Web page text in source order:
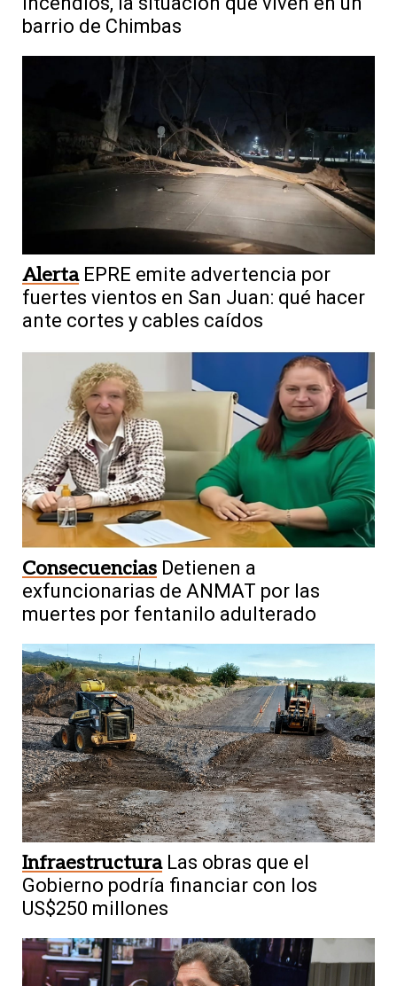
barrio de Chimbas
Alerta EPRE emite advertencia por
fuertes vientos en San Juan: qué hacer
ante cortes y cables caídos
Consecuencias Detienen a
exfuncionarias de ANMAT por las
muertes por fentanilo adulterado
Infraestructura Las obras que el
Gobierno podría financiar con los
US$250 millones